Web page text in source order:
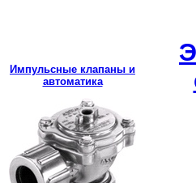
Импульсные клапаны и
автоматика